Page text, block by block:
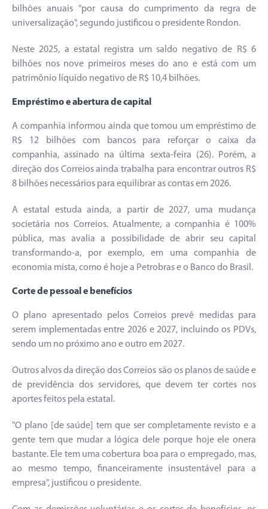
bilhões anuais "por causa do cumprimento da regra de
universalização", segundo justificou o presidente Rondon.
Neste 2025, a estatal registra um saldo negativo de R$ 6
bilhões nos nove primeiros meses do ano e está com um
patrimônio líquido negativo de R$ 10,4 bilhões.
Empréstimo e abertura de capital
A companhia informou ainda que tomou um empréstimo de
R$ 12 bilhões com bancos para reforçar o caixa da
companhia, assinado na última sexta-feira (26). Porém, a
direção dos Correios ainda trabalha para encontrar outros R$
8 bilhões necessários para equilibrar as contas em 2026.
A estatal estuda ainda, a partir de 2027, uma mudança
societária nos Correios. Atualmente, a companhia é 100%
pública, mas avalia a possibilidade de abrir seu capital
transformando-a, por exemplo, em uma companhia de
economia mista, como é hoje a Petrobras e o Banco do Brasil.
Corte de pessoal e benefícios
O plano apresentado pelos Correios prevê medidas para
serem implementadas entre 2026 e 2027, incluindo os PDVs,
sendo um no próximo ano e outro em 2027.
Outros alvos da direção dos Correios são os planos de saúde e
de previdência dos servidores, que devem ter cortes nos
aportes feitos pela estatal.
"O plano [de saúde] tem que ser completamente revisto e a
gente tem que mudar a lógica dele porque hoje ele onera
bastante. Ele tem uma cobertura boa para o empregado, mas,
ao mesmo tempo, financeiramente insustentável para a
empresa", justificou o presidente.